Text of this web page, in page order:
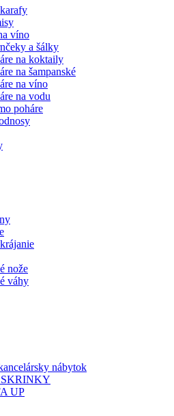
víno
a šálky
na koktaily
na šampanské
na víno
na vodu
poháre
nože
váhy
nábytok
UP